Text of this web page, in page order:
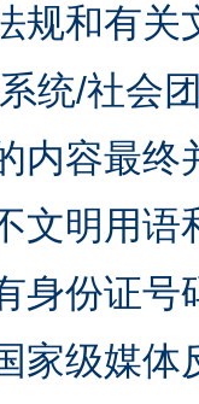
规和有关
统/社会
内容最
文明用
身份证
家级媒